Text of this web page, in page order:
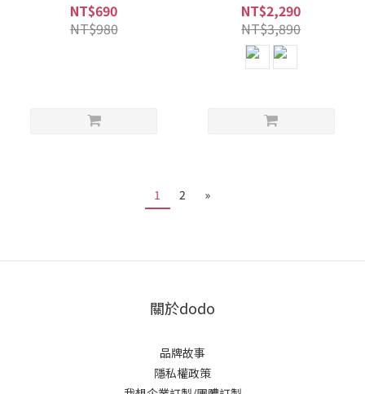
NT$690
NT$980
NT$2,290
NT$3,890
1 2 »
關於dodo
品牌故事
隱私權政策